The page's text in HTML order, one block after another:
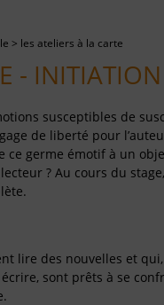
> les ateliers à la carte
- INITIATION
susceptibles de
de liberté pour
ce germe émotif à un
? Au cours du
lire des nouvelles et qui,
écrire, sont prêts à se